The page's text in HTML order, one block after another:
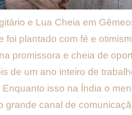
e Lua Cheia em
foi plantado com fé e
promissora e cheia de
de um ano inteiro de
isso na Índia o
grande canal de